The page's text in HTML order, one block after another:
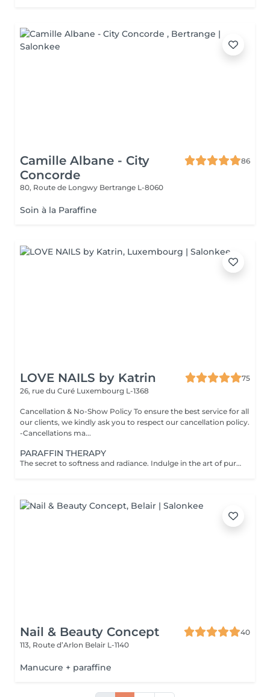
Camille Albane - City
Concorde
86
80, Route de Longwy Bertrange L-8060
Soin à la Paraffine
LOVE NAILS by Katrin
75
26, rue du Curé Luxembourg L-1368
Cancellation & No-Show Policy To ensure the best service for all
our clients, we kindly ask you to respect our cancellation policy.
-Cancellations ma...
PARAFFIN THERAPY
The secret to softness and radiance. Indulge in the art of pure rejuvenation with our Paraffin Therapy a deeply nourishing ritual designed to restore silky smoothness and elegant suppleness to your hands or feet. Your experience includes: Refining scrub gently polishes and renews the skin's texture Nourishing cream massage envelops your skin in moisture and relaxation Warm paraffin cocoon seals in hydration while improving circulation and elasticity The result: Satin-soft skin, restored comfort, and a youthful glow that lasts. Perfect as a standalone treatment or the ultimate finishing touch to your manicure or pedicure. A moment of warmth, luxury, and renewal your skin deserves nothing less. Recommended Frequency: For beautifully soft, hydrated skin, enjoy one paraffin therapy session per week for the first few treatments, then every 23 weeks to maintain lasting smoothness and radiance. Contraindications: Not recommended in case of open wounds, inflammation, skin irritation, or infection. Always ensure the skin is healthy and comfortable before treatment.
Nail & Beauty Concept
40
113, Route d’Arlon Belair L-1140
Manucure + paraffine